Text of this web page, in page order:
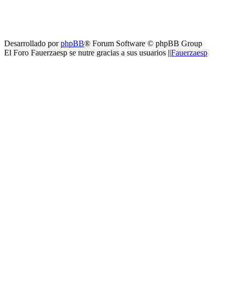
Desarrollado porphpBB® Forum Software © phpBB Group
El Foro Fauerzaesp se nutre gracias a sus usuarios ||Fauerzaesp